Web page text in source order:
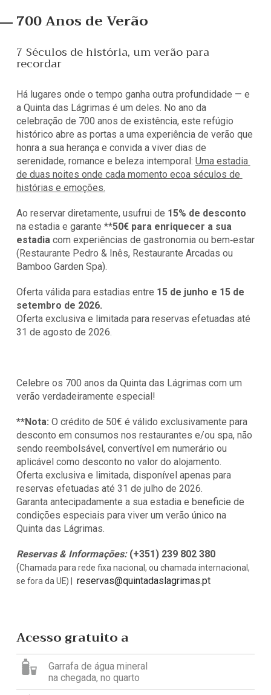
700 Anos de Verão
7 Séculos de história, um verão para
recordar
Há lugares onde o tempo ganha outra profundidade — e
a Quinta das Lágrimas é um deles. No ano da
celebração de 700 anos de existência, este refúgio
histórico abre as portas a uma experiência de verão que
honra a sua herança e convida a viver dias de
serenidade, romance e beleza intemporal: Uma estadia
de duas noites onde cada momento ecoa séculos de
histórias e emoções.
Ao reservar diretamente, usufrui de 15% de desconto
na estadia e garante **50€ para enriquecer a sua
estadia com experiências de gastronomia ou bem‑estar
(Restaurante Pedro & Inês, Restaurante Arcadas ou
Bamboo Garden Spa).
Oferta válida para estadias entre 15 de junho e 15 de
setembro de 2026.
Oferta exclusiva e limitada para reservas efetuadas até
31 de agosto de 2026.
Celebre os 700 anos da Quinta das Lágrimas com um
verão verdadeiramente especial!
**Nota: O crédito de 50€ é válido exclusivamente para
desconto em consumos nos restaurantes e/ou spa, não
sendo reembolsável, convertível em numerário ou
aplicável como desconto no valor do alojamento.
Oferta exclusiva e limitada, disponível apenas para
reservas efetuadas até 31 de julho de 2026.
Garanta antecipadamente a sua estadia e beneficie de
condições especiais para viver um verão único na
Quinta das Lágrimas.
Reservas & Informações: (+351) 239 802 380
(Chamada para rede fixa nacional, ou chamada internacional,
se fora da UE) |
reservas@quintadaslagrimas.pt
Acesso gratuito a
Garrafa de água mineral
na chegada, no quarto